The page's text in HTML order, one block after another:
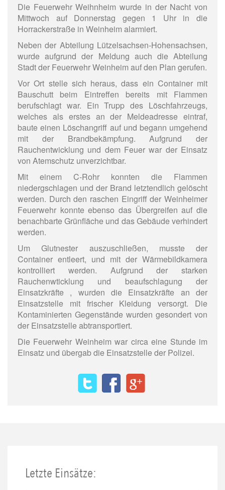
Die Feuerwehr Weihnheim wurde in der Nacht von
Mittwoch auf Donnerstag gegen 1 Uhr in die
Horrackerstraße in Weinheim alarmiert.
Neben der Abteilung Lützelsachsen-Hohensachsen,
wurde aufgrund der Meldung auch die Abteilung
Stadt der Feuerwehr Weinheim auf den Plan gerufen.
Vor Ort stelle sich heraus, dass ein Container mit
Bauschutt beim Eintreffen bereits mit Flammen
berufschlagt war. Ein Trupp des Löschfahrzeugs,
welches als erstes an der Meldeadresse eintraf,
baute einen Löschangriff auf und begann umgehend
mit der Brandbekämpfung. Aufgrund der
Rauchentwicklung und dem Feuer war der Einsatz
von Atemschutz unverzichtbar.
Mit einem C-Rohr konnten die Flammen
niedergschlagen und der Brand letztendlich gelöscht
werden. Durch den raschen Eingriff der Weinheimer
Feuerwehr konnte ebenso das Übergreifen auf die
benachbarte Grünfläche und das Gebäude verhindert
werden.
Um Glutnester auszuschließen, musste der
Container entleert, und mit der Wärmebildkamera
kontrolliert werden. Aufgrund der starken
Rauchenwticklung und beaufschlagung der
Einsatzkräfte , wurden die Einsatzkräfte an der
Einsatzstelle mit frischer Kleidung versorgt. Die
Kontaminierten Gegenstände wurden gesondert von
der Einsatzstelle abtransportiert.
Die Feuerwehr Weinheim war circa eine Stunde im
Einsatz und übergab die Einsatzstelle der Polizei.
Letzte Einsätze: